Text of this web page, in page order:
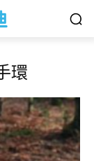
環